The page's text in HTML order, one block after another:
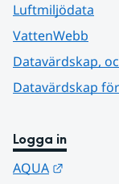
Luftmiljödata
VattenWebb
Datavärdskap,
Datavärdskap
Logga in
AQUA